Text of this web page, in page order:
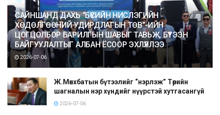
САЙНШАНД ДАХЬ “БҮСИЙН НИСЛЭГИЙН
ХӨДӨЛГӨӨНИЙ УДИРДЛАГЫН ТӨВ”-ИЙН
ЦОГЦОЛБОР БАРИЛГЫН ШАВЫГ ТАВЬЖ, БҮТЭЭН
БАЙГУУЛАЛТЫГ АЛБАН ЁСООР ЭХЛҮҮЛЛЭЭ
2026-07-06
Ж.Мөнхбатын бүтээлийг “нэрлэж” Төрийн
шагналын нэр хүндийг нүүрстэй хутгасангүй
2026-07-06